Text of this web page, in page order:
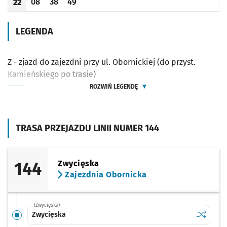
TRASA PRZEJAZDU LINII NUMER 144
144
Zwycięska
Zajezdnia Obornicka
(Zwycięska)
Zwycięska Sprawdź
Godzina odjazdu
22
Odjazd
minut po godzinie 22
Odjazd
minut po godzinie 22
Odjazd
minut po godzinie 22
LEGENDA
Z - zjazd do zajezdni przy ul. Obornickiej (do przyst.
Kamieńskiego po trasie)
ROZWIŃ LEGENDĘ